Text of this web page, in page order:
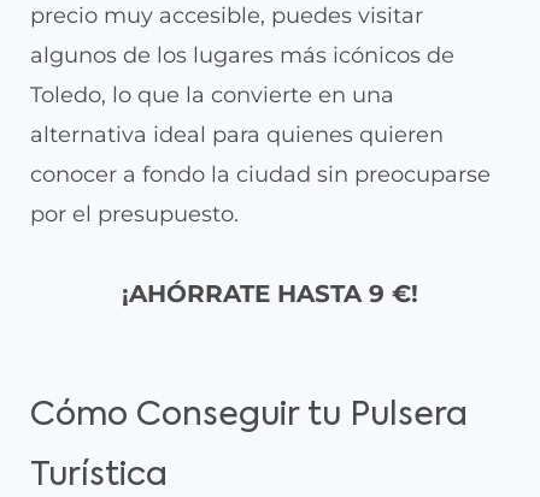
precio muy accesible, puedes visitar
algunos de los lugares más icónicos de
Toledo, lo que la convierte en una
alternativa ideal para quienes quieren
conocer a fondo la ciudad sin preocuparse
por el presupuesto.
¡AHÓRRATE HASTA 9 €!
Cómo Conseguir tu Pulsera
Turística